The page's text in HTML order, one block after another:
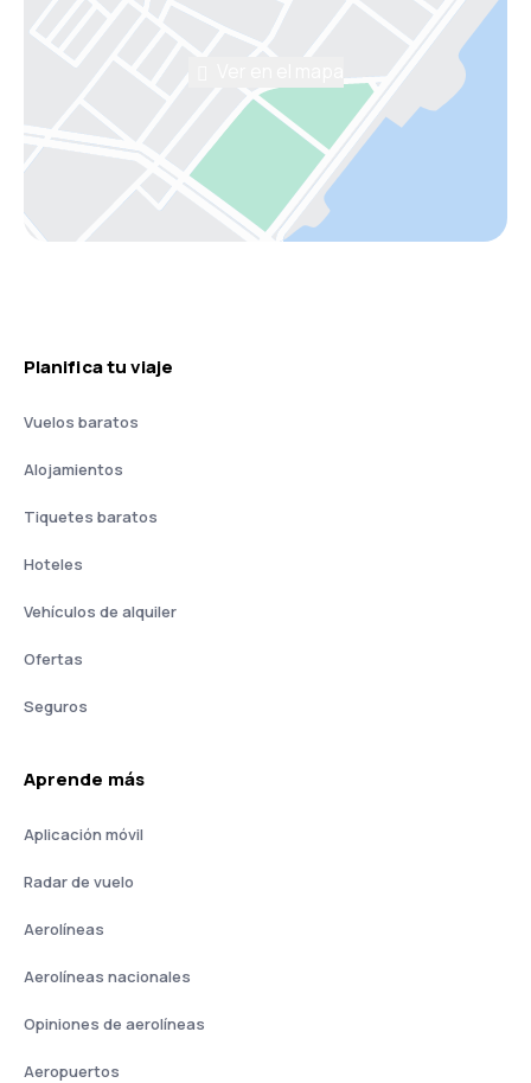
Planifica tu viaje
Vuelos baratos
Alojamientos
Tiquetes baratos
Hoteles
Vehículos de alquiler
Ofertas
Seguros
Aprende más
Aplicación móvil
Radar de vuelo
Aerolíneas
Aerolíneas nacionales
Opiniones de aerolíneas
Aeropuertos